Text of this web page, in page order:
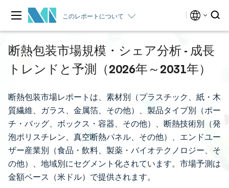
このレポートについて
断熱包装市場規模・シェア分析 - 成長
トレンドと予測（2026年～2031年）
断熱包装市場レポートは、素材別（プラスチック、紙・木
質繊維、ガラス、金属箔、その他）、製品タイプ別（ポー
チ・バッグ、ボックス・容器、その他）、断熱技術別（発
泡ポリスチレン、真空断熱パネル、その他）、エンドユー
ザー産業別（食品・飲料、製薬・バイオテクノロジー、そ
の他）、地域別にセグメント化されています。市場予測は
金額ベース（米ドル）で提供されます。